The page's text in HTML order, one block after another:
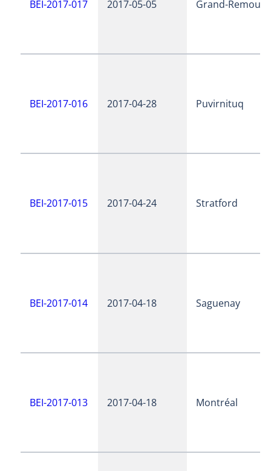
BEI-2017-017 2017-05-05 Grand-Remous
BEI-2017-016 2017-04-28 Puvirnituq
BEI-2017-015 2017-04-24 Stratford
BEI-2017-014 2017-04-18 Saguenay
BEI-2017-013 2017-04-18 Montréal